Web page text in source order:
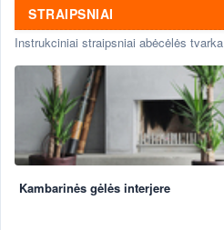
STRAIPSNIAI
Instrukciniai straipsniai abėcėlės tvarka
Kambarinės gėlės interjere